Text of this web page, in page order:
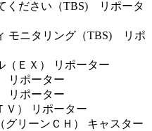
ください（TBS) リポータ
モニタリング（TBS) リポ
（ＥＸ） リポーター
リポーター
リポーター
Ｖ） リポーター
グリーンＣＨ） キャスター